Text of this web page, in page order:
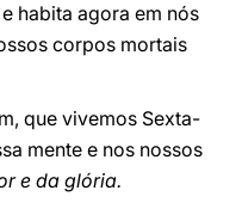
habita agora em nós
corpos mortais
que vivemos Sexta-
mente e nos nossos
e da glória.